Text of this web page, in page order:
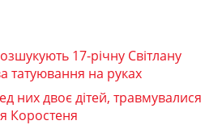
17-річну Світлану
татуювання на руках
них двоє дітей, травмувалися
Коростеня